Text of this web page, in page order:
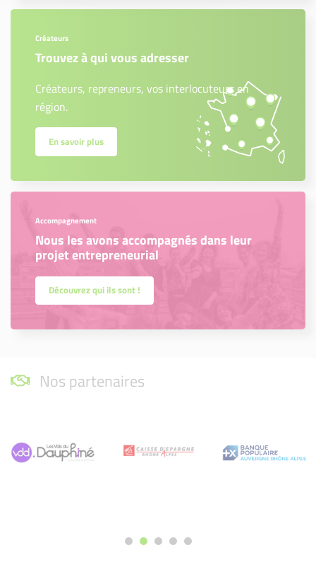
Créateurs
Trouvez à qui vous adresser
Créateurs, repreneurs, vos interlocuteurs en
région.
En savoir plus
Accompagnement
Nous les avons accompagnés dans leur
projet entrepreneurial
Découvrez qui ils sont !
Nos partenaires